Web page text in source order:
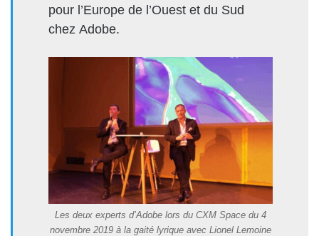
pour l’Europe de l’Ouest et du Sud
chez Adobe.
Les deux experts d’Adobe lors du CXM Space du 4
novembre 2019 à la gaité lyrique avec Lionel Lemoine